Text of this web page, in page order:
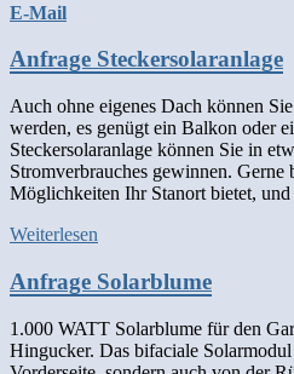
E-Mail
Anfrage Steckersolaranlage
Auch ohne eigenes Dach können
werden, es genügt ein Balkon oder
Steckersolaranlage können Sie in
Stromverbrauches gewinnen. Gerne
Möglichkeiten Ihr Stanort bietet,
Weiterlesen
Anfrage Solarblume
1.000 WATT Solarblume für den
Hingucker. Das bifaciale